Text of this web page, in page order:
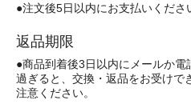
●注文後5日以内にお支払いくださ
返品期限
●商品到着後3日以内にメールか
過ぎると、交換・返品をお受けで
注意ください。